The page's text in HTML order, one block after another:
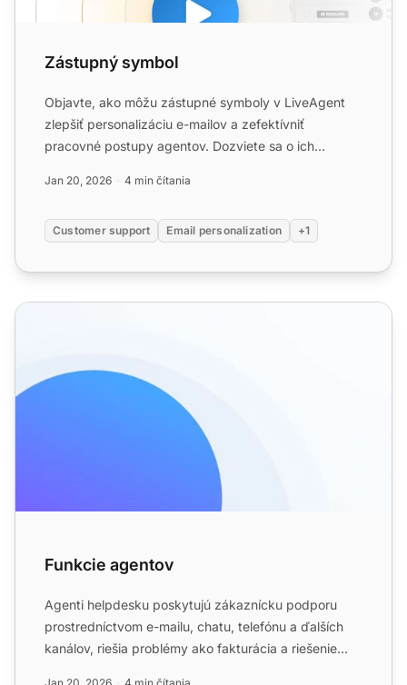
Zástupný symbol
Objavte, ako môžu zástupné symboly v LiveAgent
zlepšiť personalizáciu e-mailov a zefektívniť
pracovné postupy agentov. Dozviete sa o ich
Jan 20, 2026 4 min čítania
Customer support Email personalization +1
Funkcie agentov
Funkcie agentov
Agenti helpdesku poskytujú zákaznícku podporu
prostredníctvom e-mailu, chatu, telefónu a ďalších
kanálov, riešia problémy ako fakturácia a riešenie